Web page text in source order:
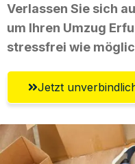
Verlassen Sie sich
um Ihren Umzug
stressfrei wie
Jetzt